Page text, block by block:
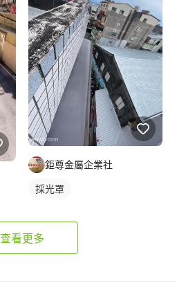
鉅尊金屬企業社
採光罩
查看更多